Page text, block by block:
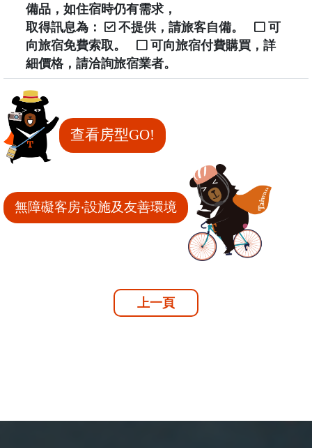
備品，如住宿時仍有需求，
取得訊息為：
不提供，請旅客自備。
可
向旅宿免費索取。
可向旅宿付費購買，詳
細價格，請洽詢旅宿業者。
查看房型GO!
無障礙客房‧設施及友善環境
上一頁